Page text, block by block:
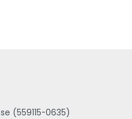
(559115-0635)